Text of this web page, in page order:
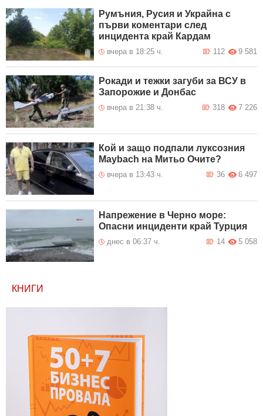
Румъния, Русия и Украйна с
първи коментари след
инцидента край Кардам
вчера в 18:25 ч. 9 581
112
Рокади и тежки загуби за ВСУ в
Запорожие и Донбас
вчера в 21:38 ч. 7 226
318
Кой и защо подпали луксозния
Maybach на Митьо Очите?
вчера в 13:43 ч. 6 497
36
Напрежение в Черно море:
Опасни инциденти край Турция
днес в 06:37 ч. 5 058
14
КНИГИ